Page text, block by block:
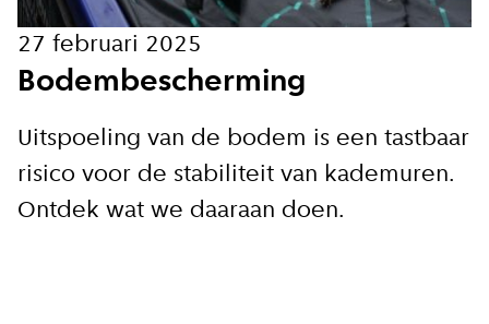
Bij elk nieuw artikel
Wekelijks
Maandelijks
Bodembescherming
27 februari 2025
Uitspoeling van de bodem is een tastbaar
risico voor de stabiliteit van kademuren.
Ontdek wat we daaraan doen.